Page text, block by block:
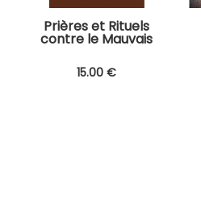
Prières et Rituels
contre le Mauvais
œil et les Sortilèges
NOUVEAU !
15.00 €